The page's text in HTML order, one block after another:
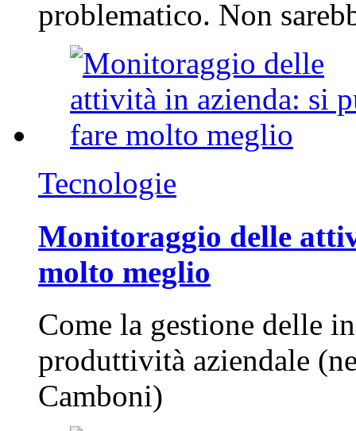
problematico. Non
Tecnologie
Monitoraggio delle
molto meglio
Come la gestione delle
produttività aziendale
Camboni)